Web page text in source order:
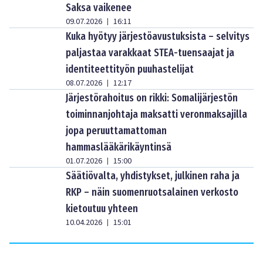
Saksa vaikenee
09.07.2026 | 16:11
Kuka hyötyy järjestöavustuksista – selvitys
paljastaa varakkaat STEA-tuensaajat ja
identiteettityön puuhastelijat
08.07.2026 | 12:17
Järjestörahoitus on rikki: Somalijärjestön
toiminnanjohtaja maksatti veronmaksajilla
jopa peruuttamattoman
hammaslääkärikäyntinsä
01.07.2026 | 15:00
Säätiövalta, yhdistykset, julkinen raha ja
RKP – näin suomenruotsalainen verkosto
kietoutuu yhteen
10.04.2026 | 15:01